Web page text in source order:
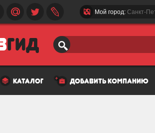
Мой город: Санкт-
каталог добавить компанию